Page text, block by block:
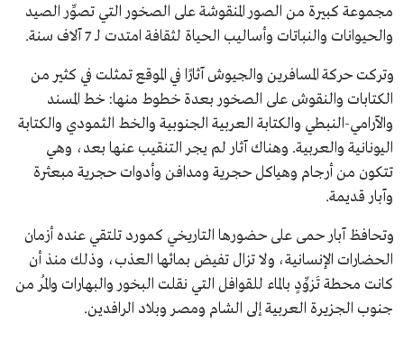
مجموعة كبيرة من الصور المنقوشة على الصخور التي تصوِّر الصيد
والحيوانات والنباتات وأساليب الحياة لثقافة امتدت لـ 7 آلاف سنة.
وتركت حركة المسافرين والجيوش آثارًا في الموقع تمثلت في كثير من
الكتابات والنقوش على الصخور بعدة خطوط منها: خط المسند
والآرامي-النبطي والكتابة العربية الجنوبية والخط الثمودي والكتابة
اليونانية والعربية. وهناك آثار لم يجر التنقيب عنها بعد، وهي
تتكون من أرجام وهياكل حجرية ومدافن وأدوات حجرية مبعثرة
وآبار قديمة.
وتحافظ آبار حمى على حضورها التاريخي كمورد تلتقي عنده أزمان
الحضارات الإنسانية، ولا تزال تفيض بمائها العذب، وذلك منذ أن
كانت محطة تَزوِّدٍ بالماء للقوافل التي نقلت البخور والبهارات والمُر من
جنوب الجزيرة العربية إلى الشام ومصر وبلاد الرافدين.